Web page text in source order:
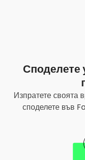
Споделете
Изпратете своята
споделете във